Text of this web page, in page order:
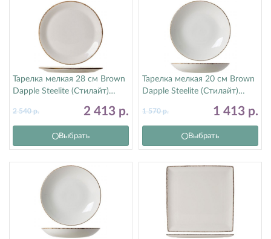
Тарелка мелкая 28 см Brown
Dapple Steelite (Стилайт)
2 413 р.
2 540р.
Выбрать
Тарелка мелкая 20 см Brown
Dapple Steelite (Стилайт)
1 413 р.
1 570р.
Выбрать